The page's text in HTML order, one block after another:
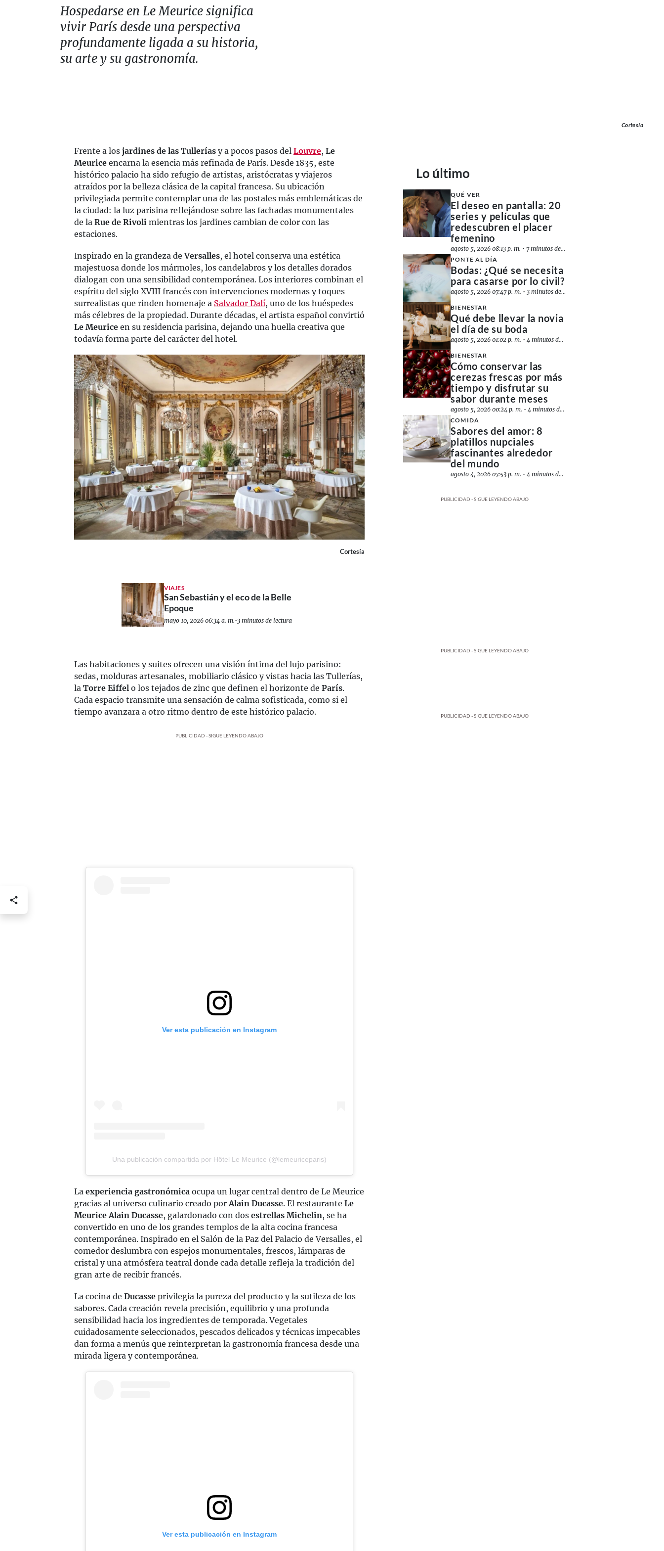
Hospedarse en Le Meurice significa
vivir París desde una perspectiva
profundamente ligada a su historia,
su arte y su gastronomía.
Cortesía
Frente a los jardines de las Tullerías y a pocos pasos del Louvre, Le
Meurice encarna la esencia más refinada de París. Desde 1835, este
histórico palacio ha sido refugio de artistas, aristócratas y viajeros
atraídos por la belleza clásica de la capital francesa. Su ubicación
privilegiada permite contemplar una de las postales más emblemáticas de
la ciudad: la luz parisina reflejándose sobre las fachadas monumentales
de la Rue de Rivoli mientras los jardines cambian de color con las
estaciones.
Inspirado en la grandeza deVersalles, el hotel conserva una estética
majestuosa donde los mármoles, los candelabros y los detalles dorados
dialogan con una sensibilidad contemporánea. Los interiores combinan el
espíritu del siglo XVIII francés con intervenciones modernas y toques
surrealistas que rinden homenaje a Salvador Dalí, uno de los huéspedes
más célebres de la propiedad. Durante décadas, el artista español convirtió
Le Meurice en su residencia parisina, dejando una huella creativa que
todavía forma parte del carácter del hotel.
Cortesía
VIAJES
San Sebastián y el eco de la Belle
Epoque
mayo 10, 2026 06:34 a. m.•3 minutos de lectura
Las habitaciones y suites ofrecen una visión íntima del lujo parisino:
sedas, molduras artesanales, mobiliario clásico y vistas hacia las Tullerías,
la Torre Eiffel o los tejados de zinc que definen el horizonte de París.
Cada espacio transmite una sensación de calma sofisticada, como si el
tiempo avanzara a otro ritmo dentro de este histórico palacio.
PUBLICIDAD - SIGUE LEYENDO ABAJO
Ver esta publicación en Instagram
Una publicación compartida por Hôtel Le Meurice (@lemeuriceparis)
La experiencia gastronómica ocupa un lugar central dentro de Le Meurice
gracias al universo culinario creado por Alain Ducasse. El restaurante Le
Meurice Alain Ducasse, galardonado con dos estrellas Michelin, se ha
convertido en uno de los grandes templos de la alta cocina francesa
contemporánea. Inspirado en el Salón de la Paz del Palacio de Versalles, el
comedor deslumbra con espejos monumentales, frescos, lámparas de
cristal y una atmósfera teatral donde cada detalle refleja la tradición del
gran arte de recibir francés.
La cocina de Ducasse privilegia la pureza del producto y la sutileza de los
sabores. Cada creación revela precisión, equilibrio y una profunda
sensibilidad hacia los ingredientes de temporada. Vegetales
cuidadosamente seleccionados, pescados delicados y técnicas impecables
dan forma a menús que reinterpretan la gastronomía francesa desde una
mirada ligera y contemporánea.
Ver esta publicación en Instagram
Lo último
QUÉ VER
El deseo en pantalla: 20
series y películas que
redescubren el placer
femenino
agosto 5, 2026 08:13 p. m. •7 minutos de lectura
PONTE AL DÍA
Bodas: ¿Qué se necesita
para casarse por lo civil?
agosto 5, 2026 07:47 p. m. • 3 minutos de lectura
BIENESTAR
Qué debe llevar la novia
el día de su boda
agosto 5, 2026 01:02 p. m. •4 minutos de lectura
BIENESTAR
Cómo conservar las
cerezas frescas por más
tiempo y disfrutar su
sabor durante meses
agosto 5, 2026 00:24 p. m. •4 minutos de lectura
COMIDA
Sabores del amor: 8
platillos nupciales
fascinantes alrededor
del mundo
agosto 4, 2026 07:53 p. m. •4 minutos de lectura
PUBLICIDAD - SIGUE LEYENDO ABAJO
PUBLICIDAD - SIGUE LEYENDO ABAJO
PUBLICIDAD - SIGUE LEYENDO ABAJO